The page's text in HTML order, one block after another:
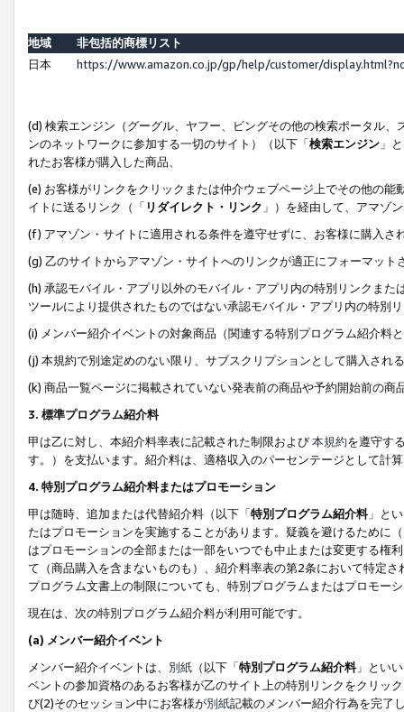
地域
非包括的商標リスト
日本
https://www.amazon.co.jp/gp/help/customer/
(d) 検索エンジン（グーグル、ヤフー、ビングその他の検索ポータル
ンのネットワークに参加する一切のサイト）（以下「検索エンジン 」
れたお客様が購入した商品、
(e) お客様がリンクをクリックまたは仲介ウェブページ上でその他の
イトに送るリンク（「 リダイレクト・リンク 」）を経由して、アマゾ
(f) アマゾン・サイトに適用される条件を遵守せずに、お客様に購入さ
(g) 乙のサイトからアマゾン・サイトへのリンクが適正にフォーマッ
(h) 承認モバイル・アプリ以外のモバイル・アプリ内の特別リンクま
ツールにより提供されたものではない承認モバイル・アプリ内の特別
(i) メンバー紹介イベントの対象商品（関連する特別プログラム紹介料
(j) 本規約で別途定めのない限り、サブスクリプションとして購入され
(k) 商品一覧ページに掲載されていない発表前の商品や予約開始前の商
3. 標準プログラム紹介料
甲は乙に対し、本紹介料率表に記載された制限および本規約を遵守す
す。）を支払います。紹介料は、適格収入のパーセンテージとして計
4. 特別プログラム紹介料またはプロモーション
甲は随時、追加または代替紹介料（以下「特別プログラム紹介料」と
たはプロモーションを実施することがあります。疑義を避けるために
はプロモーションの全部または一部をいつでも中止または変更する権
て（商品購入を含まないものも）、紹介料率表の第2条において特定
プログラム文書上の制限についても、特別プログラムまたはプロモー
現在は、次の特別プログラム紹介料が利用可能です。
(a) メンバー紹介イベント
メンバー紹介イベントは、 別紙 （以下「特別プログラム紹介料」とい
ベントの参加資格のあるお客様が乙のサイト上の特別リンクをクリッ
び(2)そのセッション中にお客様が別紙記載のメンバー紹介行為を完了